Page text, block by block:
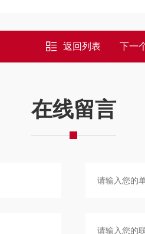
返回列表 下一
在线留言